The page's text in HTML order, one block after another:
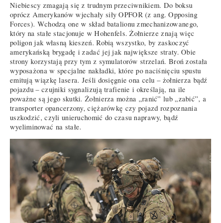
Niebiescy zmagają się z trudnym przeciwnikiem. Do boksu
oprócz Amerykanów wjechały siły OPFOR (z ang. Opposing
Forces). Wchodzą one w skład batalionu zmechanizowanego,
który na stałe stacjonuje w Hohenfels. Żołnierze znają więc
poligon jak własną kieszeń. Robią wszystko, by zaskoczyć
amerykańską brygadę i zadać jej jak największe straty. Obie
strony korzystają przy tym z symulatorów strzelań. Broń została
wyposażona w specjalne nakładki, które po naciśnięciu spustu
emitują wiązkę lasera. Jeśli dosięgnie ona celu – żołnierza bądź
pojazdu – czujniki sygnalizują trafienie i określają, na ile
poważne są jego skutki. Żołnierza można „ranić” lub „zabić”, a
transporter opancerzony, ciężarówkę czy pojazd rozpoznania
uszkodzić, czyli unieruchomić do czasu naprawy, bądź
wyeliminować na stałe.